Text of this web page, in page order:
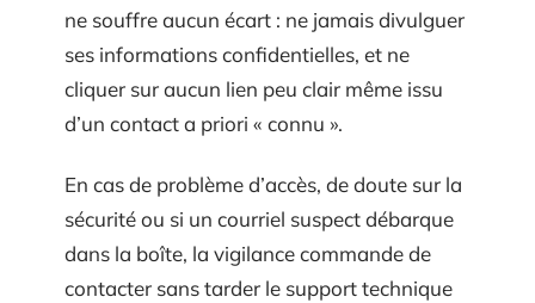
ne souffre aucun écart : ne jamais divulguer
ses informations confidentielles, et ne
cliquer sur aucun lien peu clair même issu
d’un contact a priori « connu ».
En cas de problème d’accès, de doute sur la
sécurité ou si un courriel suspect débarque
dans la boîte, la vigilance commande de
contacter sans tarder le support technique